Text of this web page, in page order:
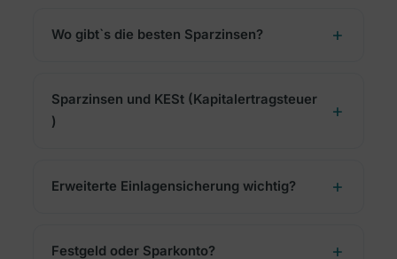
Wo gibt`s die besten Sparzinsen?
Sparzinsen und KESt (Kapitalertragsteuer
)
Erweiterte Einlagensicherung wichtig?
Festgeld oder Sparkonto?